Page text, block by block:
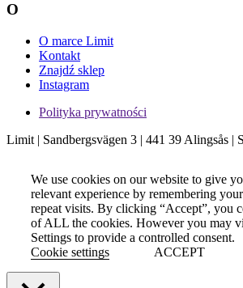
O
O marce Limit
Kontakt
Znajdź sklep
Instagram
Polityka prywatności
Limit | Sandbergsvägen 3 | 441 39 Alingsås |
We use cookies on our website to give
relevant experience by remembering
repeat visits. By clicking “Accept”, you
of ALL the cookies. However you may
Settings to provide a controlled consent.
Cookie settings
ACCEPT